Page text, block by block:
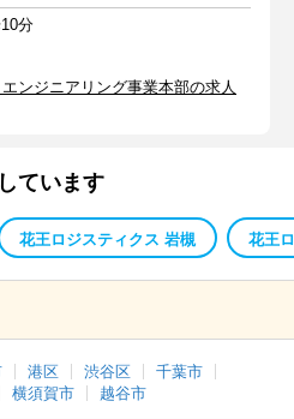
分
ンジニアリング事業本部の求人
ています
花王ロジスティクス 岩槻 花王
港区 渋谷区
千葉市
横須賀市 越谷市